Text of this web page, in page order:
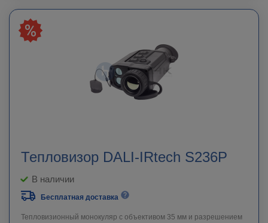
Тепловизор DALI-IRtech S236P
В наличии
Бесплатная доставка
Тепловизионный монокуляр с объективом 35 мм и разрешением